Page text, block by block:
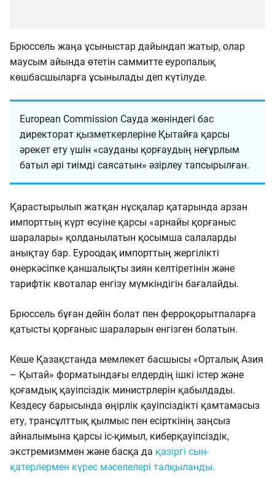
Брюссель жаңа ұсыныстар дайындап жатыр, олар
маусым айында өтетін саммитте еуропалық
көшбасшыларға ұсынылады деп күтілуде.
European Commission Сауда жөніндегі бас
директорат қызметкерлеріне Қытайға қарсы
әрекет ету үшін «сауданы қорғаудың неғұрлым
батыл әрі тиімді саясатын» әзірлеу тапсырылған.
Қарастырылып жатқан нұсқалар қатарында арзан
импорттың күрт өсуіне қарсы «арнайы қорғаныс
шаралары» қолданылатын қосымша салаларды
анықтау бар. Еуроодақ импорттың жергілікті
өнеркәсіпке қаншалықты зиян келтіретінін және
тарифтік квоталар енгізу мүмкіндігін бағалайды.
Брюссель бұған дейін болат пен ферроқорытпаларға
қатысты қорғаныс шараларын енгізген болатын.
Кеше Қазақстанда мемлекет басшысы «Орталық Азия
– Қытай» форматындағы елдердің ішкі істер және
қоғамдық қауіпсіздік министрлерін қабылдады.
Кездесу барысында өңірлік қауіпсіздікті қамтамасыз
ету, трансұлттық қылмыс пен есірткінің заңсыз
айналымына қарсы іс-қимыл, киберқауіпсіздік,
экстремизммен және басқа да қазіргі сын-
қатерлермен күрес мәселелері талқыланды.